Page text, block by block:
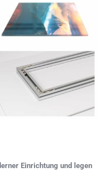
Einrichtung und legen